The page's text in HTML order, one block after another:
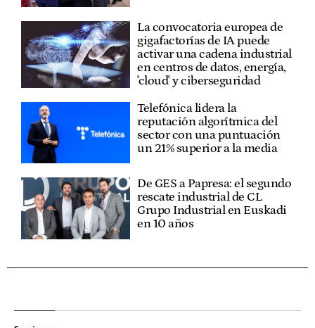
La convocatoria europea de
gigafactorías de IA puede
activar una cadena industrial
en centros de datos, energía,
'cloud' y ciberseguridad
Telefónica lidera la
reputación algorítmica del
sector con una puntuación
un 21% superior a la media
De GES a Papresa: el segundo
rescate industrial de CL
Grupo Industrial en Euskadi
en 10 años